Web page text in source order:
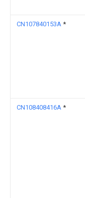
CN107840153A *
CN108408416A *